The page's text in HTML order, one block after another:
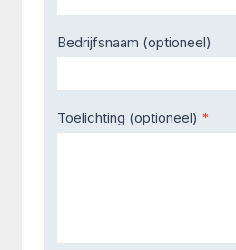
Bedrijfsnaam (optioneel)
Toelichting (optioneel) *